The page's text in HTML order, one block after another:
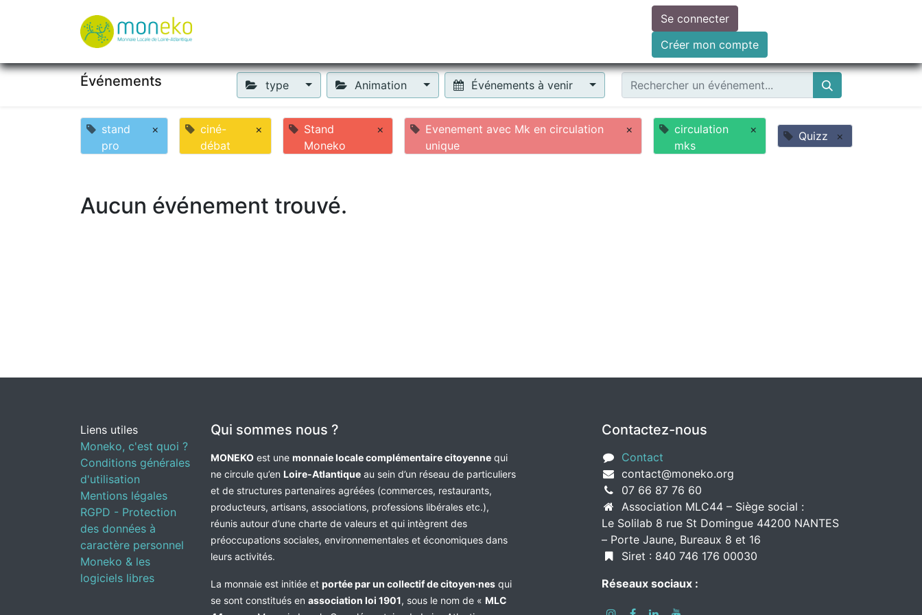
Faire un don
Se connecter
Créer mon compte
Événements type Animation Événements à venir
stand
pro
×
ciné-
débat
×
Stand
Moneko
×
Evenement avec Mk en circulation
unique
×
circulation
mks
× Quizz ×
Aucun événement trouvé.
Liens utiles
Moneko, c'est quoi ?
Conditions générales
d'utilisation
Mentions légales
RGPD - Protection
des données à
caractère personnel
Moneko & les
logiciels libres
Qui sommes nous ?
MONEKO est une monnaie locale complémentaire citoyenne qui
ne circule qu’en Loire-Atlantique au sein d’un réseau de particuliers
et de structures partenaires agréées (commerces, restaurants,
producteurs, artisans, associations, professions libérales etc.),
réunis autour d’une charte de valeurs et qui intègrent des
préoccupations sociales, environnementales et économiques dans
leurs activités.
La monnaie est initiée et portée par un collectif de citoyen·nes qui
se sont constitués en association loi 1901, sous le nom de « MLC
Contactez-nous
Contact
contact@moneko.org
07 66 87 76 60
Association MLC44 – Siège social :
Le Solilab 8 rue St Domingue 44200 NANTES
– Porte Jaune, Bureaux 8 et 16
Siret : 840 746 176 00030
Réseaux sociaux :